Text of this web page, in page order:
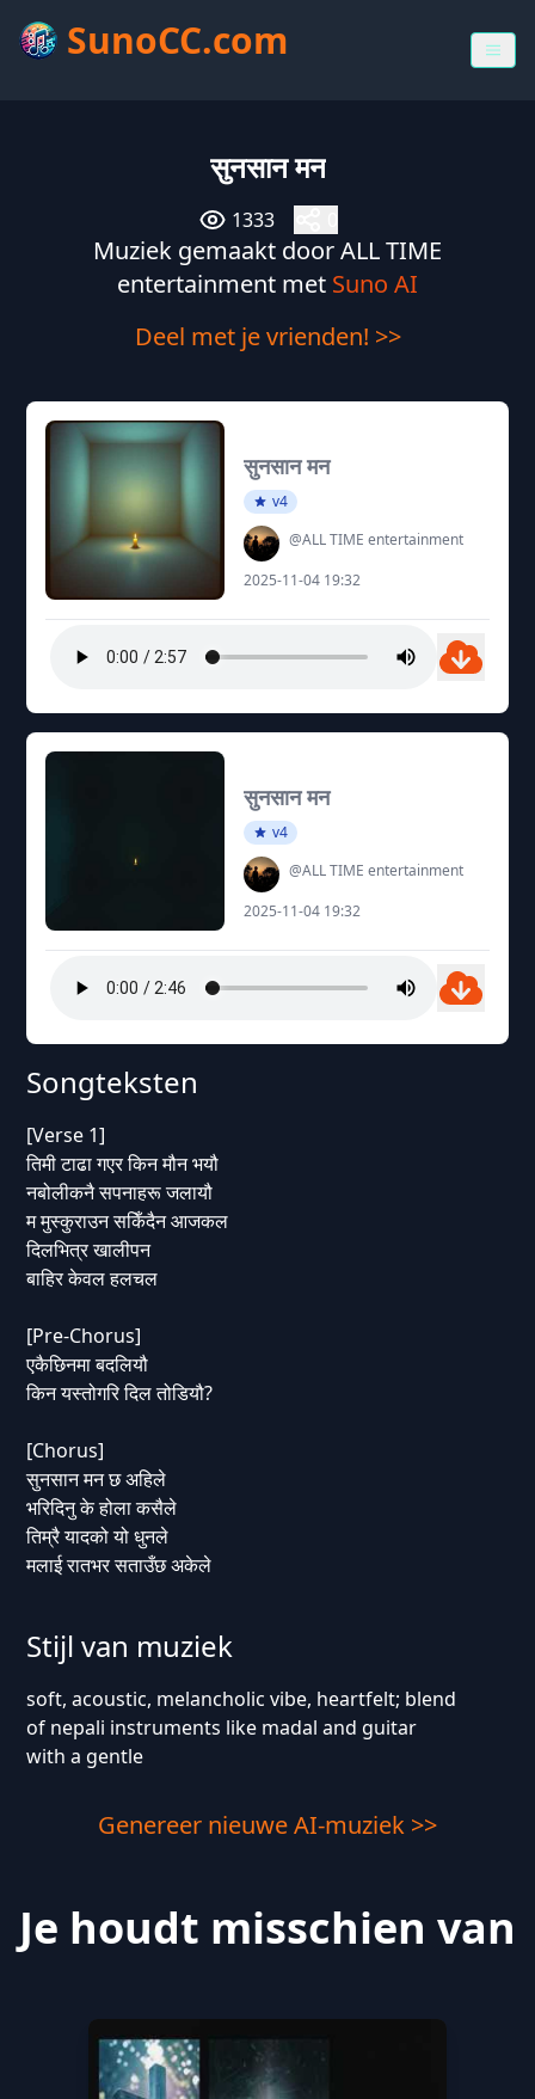
SunoCC.com
सुनसान मन
1333
Muziek gemaakt door ALL TIME
entertainment met Suno AI
Deel met je vrienden! >>
सुनसान मन
v4
@ALL TIME entertainment
2025-11-04 19:32
सुनसान मन
v4
@ALL TIME entertainment
2025-11-04 19:32
Songteksten
[Verse 1]
तिमी टाढा गएर किन मौन भयौ
नबोलीकनै सपनाहरू जलायौ
म मुस्कुराउन सकिँदैन आजकल
दिलभित्र खालीपन
बाहिर केवल हलचल
[Pre-Chorus]
एकैछिनमा बदलियौ
किन यस्तोगरि दिल तोडियौ?
[Chorus]
सुनसान मन छ अहिले
भरिदिनु के होला कसैले
तिम्रै यादको यो धुनले
मलाई रातभर सताउँछ अकेले
Stijl van muziek
soft, acoustic, melancholic vibe, heartfelt; blend
of nepali instruments like madal and guitar
with a gentle
Genereer nieuwe AI-muziek >>
Je houdt misschien van